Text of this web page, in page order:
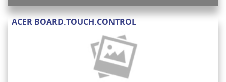
ACER BOARD.TOUCH.CONTROL